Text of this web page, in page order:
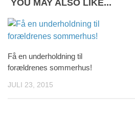
YOU MAY ALSO LIKE...
Få en underholdning til
forældrenes sommerhus!
JULI 23, 2015